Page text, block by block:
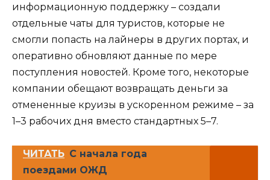
информационную поддержку – создали
отдельные чаты для туристов, которые не
смогли попасть на лайнеры в других портах, и
оперативно обновляют данные по мере
поступления новостей. Кроме того, некоторые
компании обещают возвращать деньги за
отмененные круизы в ускоренном режиме – за
1–3 рабочих дня вместо стандартных 5–7.
ЧИТАТЬ С начала года
поездами ОЖД